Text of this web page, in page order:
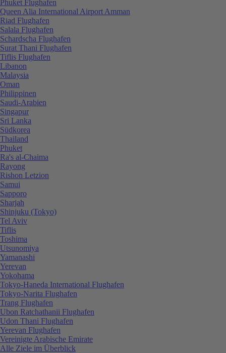
Phuket Flughafen
Queen Alia International Airport Amman
Riad Flughafen
Salala Flughafen
Schardscha Flughafen
Surat Thani Flughafen
Tiflis Flughafen
Libanon
Malaysia
Oman
Philippinen
Saudi-Arabien
Singapur
Sri Lanka
Südkorea
Thailand
Phuket
Ra's al-Chaima
Rayong
Rishon Letzion
Samui
Sapporo
Sharjah
Shinjuku (Tokyo)
Tel Aviv
Tiflis
Toshima
Utsunomiya
Yamanashi
Yerevan
Yokohama
Tokyo-Haneda International Flughafen
Tokyo-Narita Flughafen
Trang Flughafen
Ubon Ratchathanii Flughafen
Udon Thani Flughafen
Yerevan Flughafen
Vereinigte Arabische Emirate
Alle Ziele im Überblick